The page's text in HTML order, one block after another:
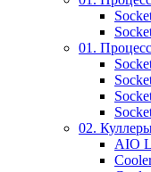
01.
02.
AIO